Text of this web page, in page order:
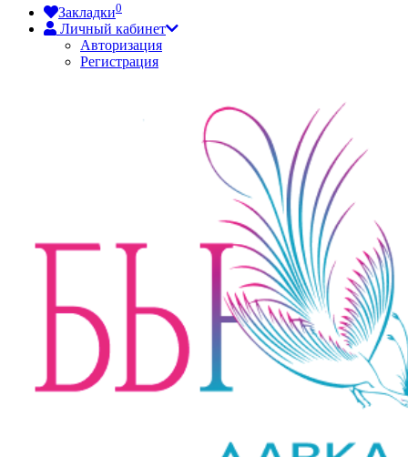
Закладки0
Личный кабинет
Авторизация
Регистрация